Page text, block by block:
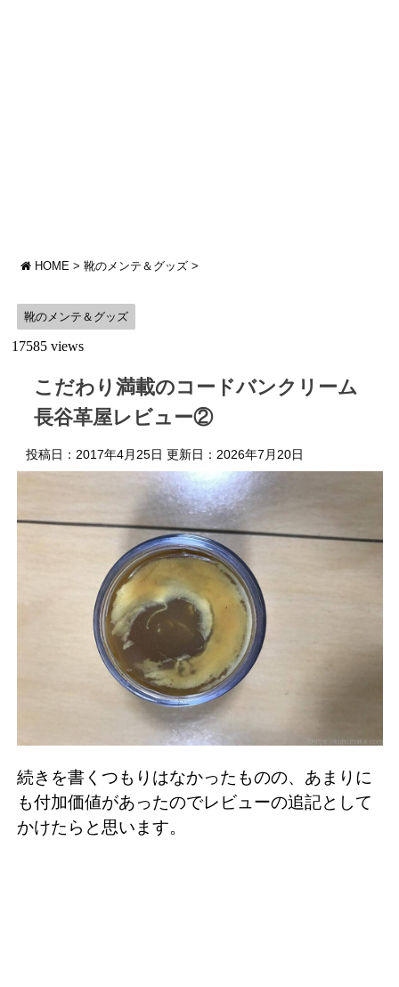
HOME > 靴のメンテ＆グッズ >
靴のメンテ＆グッズ
17585 views
こだわり満載のコードバンクリーム
長谷革屋レビュー②
投稿日：2017年4月25日 更新日： 2026年7月20日
続きを書くつもりはなかったものの、あまりに
も付加価値があったのでレビューの追記として
かけたらと思います。